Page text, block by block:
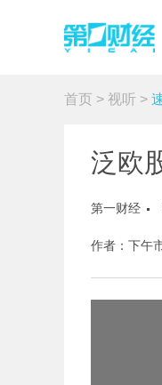
首页 > 视听 >
泛欧
第一财经
作者：下午